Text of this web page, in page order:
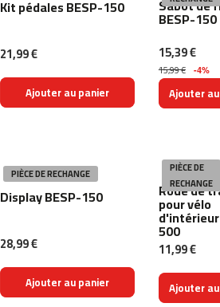
Kit pédales BESP-150
21,99 €
Ajouter au panier
Sabot de
BESP-150
15,39 €
15,99 € -4%
Ajouter
PIÈCE DE RECHANGE
Display BESP-150
28,99 €
Ajouter au panier
PIÈCE DE
RECHANGE
Roue de
pour vélo
500
11,99 €
Ajouter